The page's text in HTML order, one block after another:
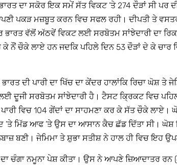
ਦਾ ਸਕੋਰ ਇਕ ਸਮੇਂ ਸੱਤ ਵਿਕਟ ’ਤੇ 274 ਦੌੜਾਂ ਸੀ ਪਰ
ਪਕੜ ਮਜ਼ਬੂਤ ਕਰਨ ਵਿਚ ਸਫਲ ਰਹੀ। ਦੀਪਤੀ ਤੇ
ਭਾਰਤ ਵੱਲੋਂ ਅੱਠਵੇਂ ਵਿਕਟ ਲਈ ਸਰਬੋਤਮ ਸਾਂਝੇਦਾਰੀ ਦਾ
ਨੌਂ ਚੌਕੇ ਲਾਏ ਹਨ ਜਦਕਿ ਪਹਿਲੇ ਦਿਨ 53 ਦੌੜਾਂ ਦੇ ਕੇ ਚਾਰ
ਦੀ ਪਾਰੀ ਦਾ ਖਿੱਚ ਦਾ ਕੇਂਦਰ ਹਾਲਾਂਕਿ ਰਿਚਾ ਘੋਸ਼ ਤੇ
ਦੂਜੀ ਸਰਬੋਤਮ ਸਾਂਝੇਦਾਰੀ ਹੈ। ਟੈਸਟ ਕ੍ਰਿਕਟ ਵਿਚ
ਵਿਚ 104 ਗੇਂਦਾਂ ਦਾ ਸਾਹਮਣਾ ਕਰ ਕੇ ਸੱਤ ਚੌਕੇ ਲਾਏ।
’ਤੇ ਮਿੱਡ ਆਫ ’ਤੇ ਉਸ ਦਾ ਆਸਾਨ ਕੈਚ ਛੱਡ ਦਿੱਤਾ ਸੀ।
ਬਣੀ। ਜੇਮਿਮਾ ਤੇ ਸ਼ੁਭਾ ਸਤੀਸ਼ ਨੇ ਹਾਲ ਹੀ ਵਿਚ ਇਹ
ਚੰਗਾ ਨਮੂਨਾ ਪੇਸ਼ ਕੀਤਾ। ਉਸ ਨੇ ਆਪਣੇ ਜ਼ਿਆਦਾਤਰ ਰਨ